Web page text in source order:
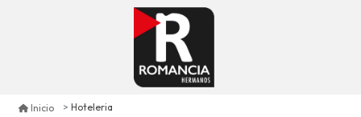
Inicio Hoteleria